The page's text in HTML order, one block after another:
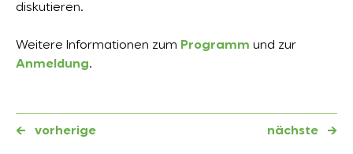
diskutieren.
Weitere Informationen zum Programm und zur
Anmeldung.
← vorherige nächste →